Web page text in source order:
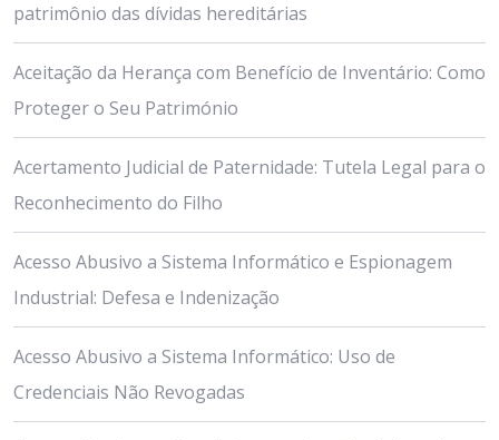
patrimônio das dívidas hereditárias
Aceitação da Herança com Benefício de Inventário: Como
Proteger o Seu Património
Acertamento Judicial de Paternidade: Tutela Legal para o
Reconhecimento do Filho
Acesso Abusivo a Sistema Informático e Espionagem
Industrial: Defesa e Indenização
Acesso Abusivo a Sistema Informático: Uso de
Credenciais Não Revogadas